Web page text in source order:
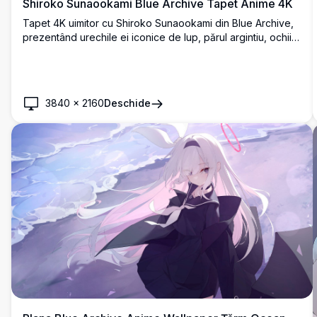
Shiroko Sunaookami Blue Archive Tapet Anime 4K
Tapet 4K uimitor cu Shiroko Sunaookami din Blue Archive,
prezentând urechile ei iconice de lup, părul argintiu, ochii
3840 × 2160Deschide